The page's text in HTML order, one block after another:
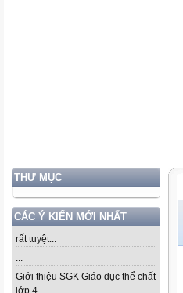
THƯ MỤC
CÁC Ý KIẾN MỚI NHẤT
rất tuyệt...
...
Giới thiệu SGK Giáo dục thể chất
lớp 4...